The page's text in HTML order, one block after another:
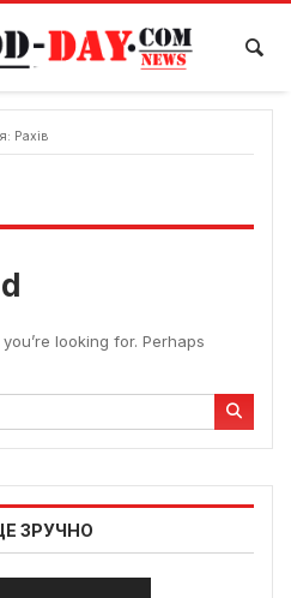
Рахів
looking for. Perhaps
ЗРУЧНО